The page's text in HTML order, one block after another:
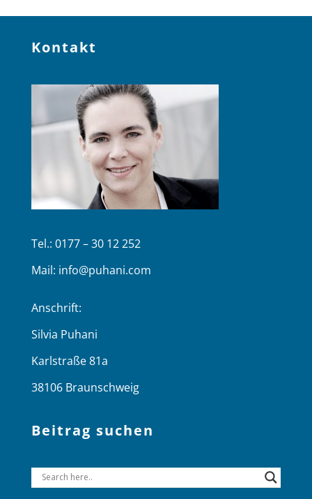
Kontakt
Tel.: 0177 – 30 12 252
Mail: info@puhani.com
Anschrift:
Silvia Puhani
Karlstraße 81a
38106 Braunschweig
Beitrag suchen